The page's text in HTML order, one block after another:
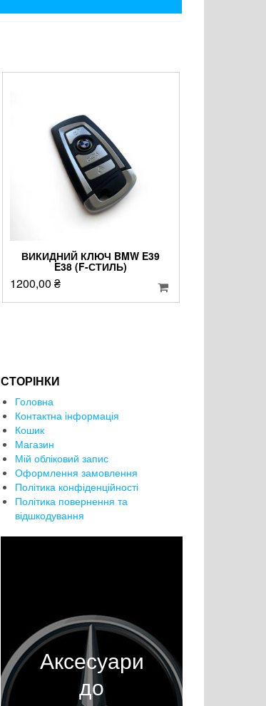
ВИКИДНИЙ КЛЮЧ BMW E39
E38 (F-СТИЛЬ)
1200,00₴
СТОРІНКИ
Головна
Контактна інформація
Кошик
Магазин
Мій обліковий запис
Оформлення замовлення
Політика конфіденційності
Політика повернення та
відшкодування
Аксесуари
до